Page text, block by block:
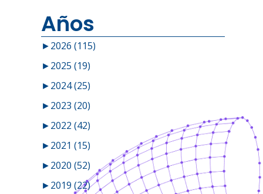
Años
►2026 (115)
►2025 (19)
►2024 (25)
►2023 (20)
►2022 (42)
►2021 (15)
►2020 (52)
►2019 (22)